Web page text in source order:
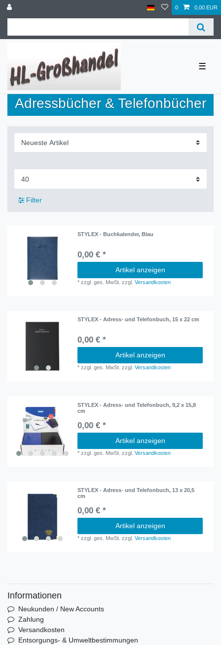
0 0,00 EUR
☰
Adressbücher & Telefonbücher
Filter
STYLEX - Buchkalender, Blau
0,00 € *
Artikel anzeigen
*zzgl. ges. MwSt. zzgl.Versandkosten
STYLEX - Adress- und Telefonbuch, 15 x 22 cm
0,00 € *
Artikel anzeigen
*zzgl. ges. MwSt. zzgl.Versandkosten
STYLEX - Adress- und Telefonbuch, 9,2 x 15,8
cm
0,00 € *
Artikel anzeigen
*zzgl. ges. MwSt. zzgl.Versandkosten
STYLEX - Adress- und Telefonbuch, 13 x 20,5
cm
0,00 € *
Artikel anzeigen
*zzgl. ges. MwSt. zzgl.Versandkosten
Informationen
Neukunden / New Accounts
Zahlung
Versandkosten
Entsorgungs- & Umweltbestimmungen